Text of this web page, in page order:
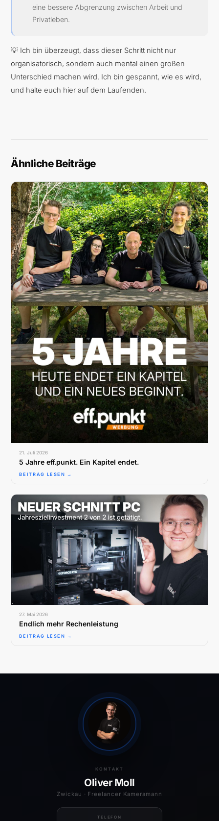
eine bessere Abgrenzung zwischen Arbeit und
Privatleben.
💡 Ich bin überzeugt, dass dieser Schritt nicht nur
organisatorisch, sondern auch mental einen großen
Unterschied machen wird. Ich bin gespannt, wie es wird,
und halte euch hier auf dem Laufenden.
Ähnliche Beiträge
21. Juli 2026
5 Jahre eff.punkt. Ein Kapitel endet.
BEITRAG LESEN →
27. Mai 2026
Endlich mehr Rechenleistung
BEITRAG LESEN →
KONTAKT
Oliver Moll
Zwickau · Freelancer Kameramann
TELEFON